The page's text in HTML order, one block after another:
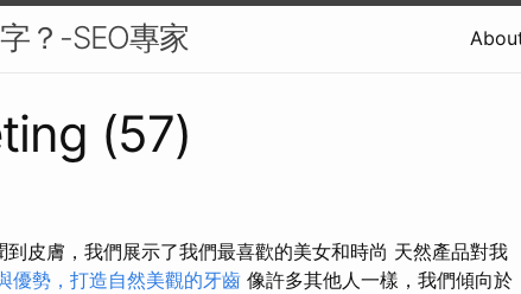
？-SEO專家
(57)
皮膚，我們展示了我們最喜歡的美女和時尚 天然產品對我
優勢，打造自然美觀的牙齒 像許多其他人一樣，我們傾向於